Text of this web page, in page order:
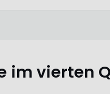
im vierten